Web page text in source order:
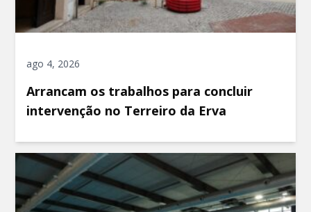
ago 4, 2026
Arrancam os trabalhos para concluir
intervenção no Terreiro da Erva